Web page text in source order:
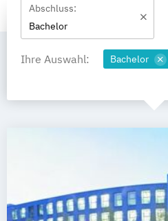
Abschluss:
Bachelor
Ihre Auswahl: Bachelor